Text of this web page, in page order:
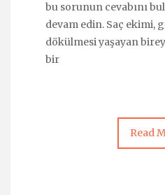
bu sorunun cevabını
devam edin. Saç ekimi,
dökülmesi yaşayan
bir
Read